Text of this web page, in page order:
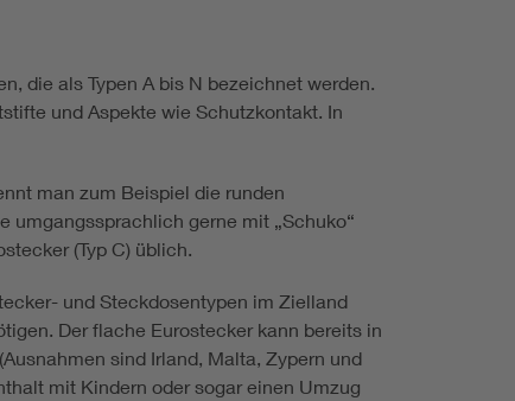
die als Typen A bis N bezeichnet werden.
und Aspekte wie Schutzkontakt. In
man zum Beispiel die runden
umgangssprachlich gerne mit „Schuko“
(Typ C) üblich.
und Steckdosentypen im Zielland
Der flache Eurostecker kann bereits in
sind Irland, Malta, Zypern und
mit Kindern oder sogar einen Umzug